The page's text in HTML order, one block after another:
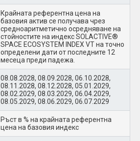
Крайната референтна цена на
базовия актив се получава чрез
средноаритметично осредняване на
стойностите на индекс SOLACTIVE®
SPACE ECOSYSTEM INDEX VT на точно
определени дати от последните 12
месеца преди падежа.
08.08.2028, 08.09.2028, 06.10.2028,
08.11.2028, 08.12.2028, 05.01.2029,
08.02.2029, 08.03.2029, 06.04.2029,
08.05.2029, 08.06.2029, 06.07.2029
Ръст в % на крайната референтна
цена на базовия индекс